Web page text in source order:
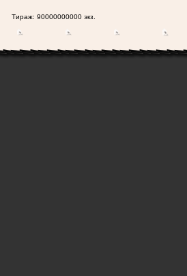
90000000000 экз.